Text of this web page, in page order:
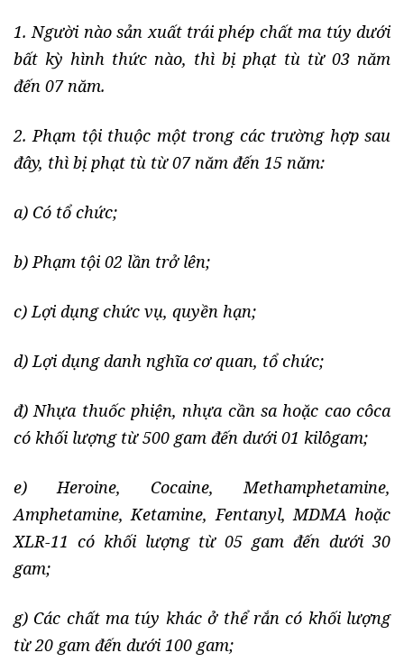
1. Người nào sản xuất trái phép chất ma túy dưới
bất kỳ hình thức nào, thì bị phạt tù từ 03 năm
đến 07 năm.
2. Phạm tội thuộc một trong các trường hợp sau
đây, thì bị phạt tù từ 07 năm đến 15 năm:
a) Có tổ chức;
b) Phạm tội 02 lần trở lên;
c) Lợi dụng chức vụ, quyền hạn;
d) Lợi dụng danh nghĩa cơ quan, tổ chức;
đ) Nhựa thuốc phiện, nhựa cần sa hoặc cao côca
có khối lượng từ 500 gam đến dưới 01 kilôgam;
e) Heroine, Cocaine, Methamphetamine,
Amphetamine, Ketamine, Fentanyl, MDMA hoặc
XLR-11 có khối lượng từ 05 gam đến dưới 30
gam;
g) Các chất ma túy khác ở thể rắn có khối lượng
từ 20 gam đến dưới 100 gam;